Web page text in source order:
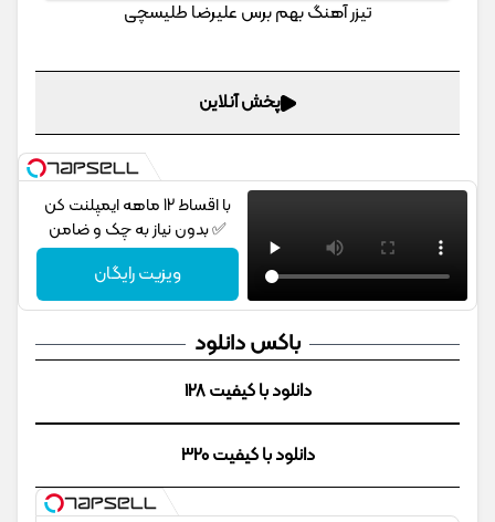
تیزر آهنگ بهم برس علیرضا طلیسچی
پخش آنلاین
با اقساط 12 ماهه ایمپلنت کن
✅ بدون نیاز به چک و ضامن
ویزیت رایگان
باکس دانلود
دانلود با کیفیت 128
دانلود با کیفیت 320